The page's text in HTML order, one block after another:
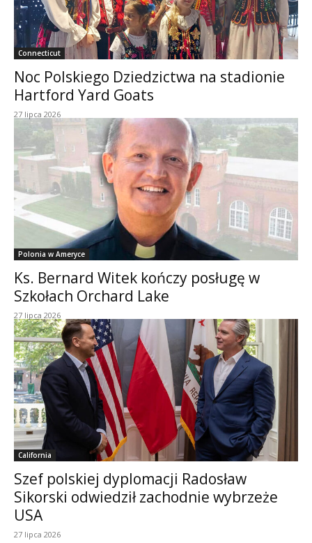
Connecticut
Noc Polskiego Dziedzictwa na stadionie
Hartford Yard Goats
27 lipca 2026
Polonia w Ameryce
Ks. Bernard Witek kończy posługę w
Szkołach Orchard Lake
27 lipca 2026
California
Szef polskiej dyplomacji Radosław
Sikorski odwiedził zachodnie wybrzeże
USA
27 lipca 2026